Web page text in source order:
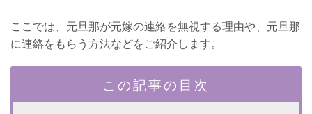
ここでは、元旦那が元嫁の連絡を無視する理由や、元旦那
に連絡をもらう方法などをご紹介します。
この記事の目次